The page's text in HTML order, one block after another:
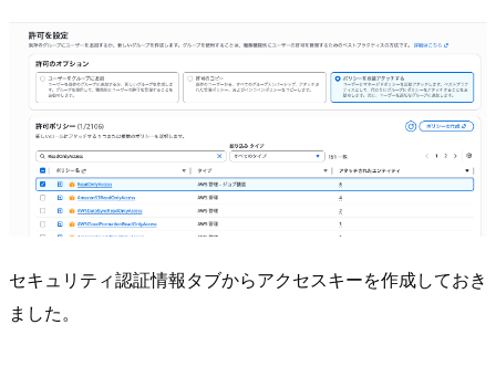
セキュリティ認証情報タブからアクセスキーを作成しておき
ました。